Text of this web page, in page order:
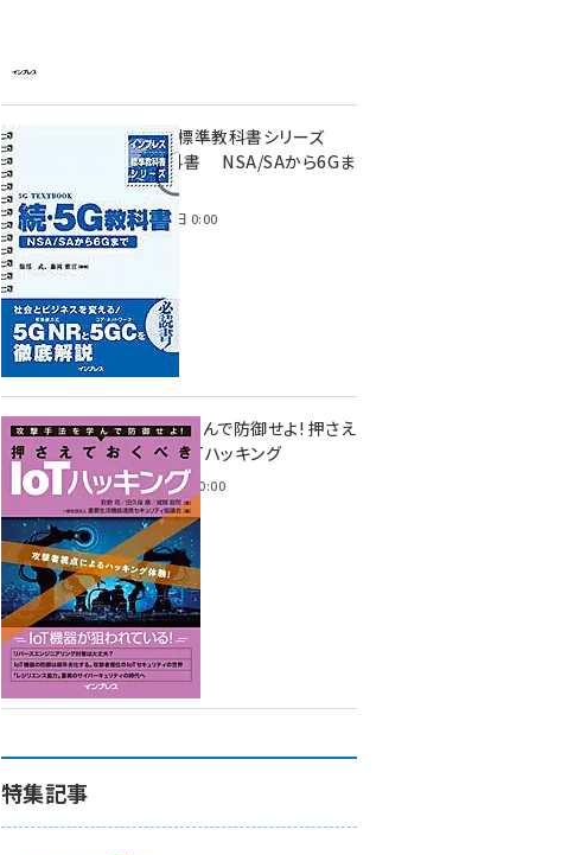
インプレス標準教科書シリーズ
続・5G教科書 NSA/SAから6Gま
2023年4月3日 0:00
攻撃手法を学んで防御せよ! 押さえ
ておくべきIoTハッキング
2022年6月14日 0:00
特集記事